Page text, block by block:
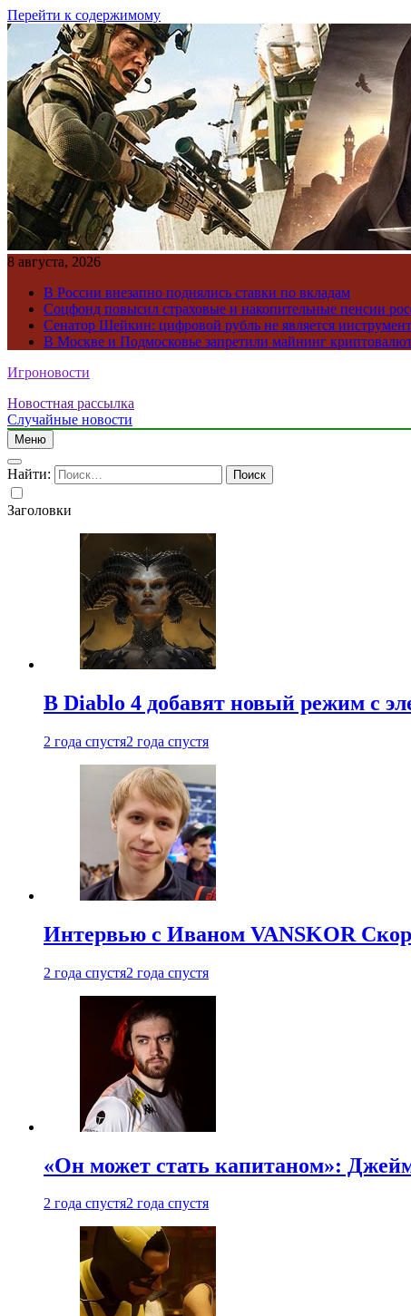
Перейти к содержимому
8 августа, 2026
В России внезапно поднялись ставки по вкладам
Соцфонд повысил страховые и накопительные пенсии
Сенатор Шейкин: цифровой рубль не является
В Москве и Подмосковье запретили майнинг
Игроновости
Новостная рассылка
Случайные новости
Меню
Найти:
Заголовки
В Diablo 4 добавят новый режим с
2 года спустя2 года спустя
Интервью с Иваном VANSKOR
2 года спустя2 года спустя
«Он может стать капитаном»:
2 года спустя2 года спустя